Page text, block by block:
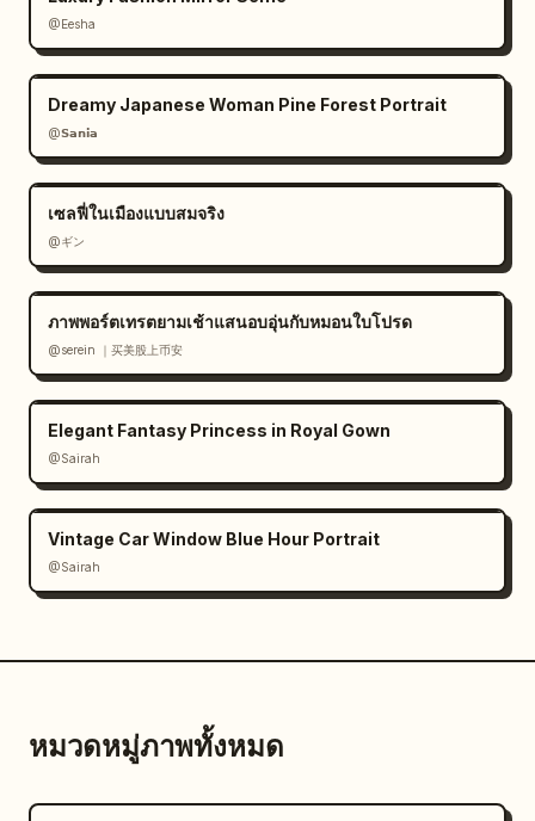
@Eesha
Dreamy Japanese Woman Pine Forest Portrait
@𝗦𝗮𝗻𝗶𝗮
เซลฟี่ในเมืองแบบสมจริง
@ギン
ภาพพอร์ตเทรตยามเช้าแสนอบอุ่นกับหมอนใบโปรด
@serein ｜买美股上币安
Elegant Fantasy Princess in Royal Gown
@Sairah
Vintage Car Window Blue Hour Portrait
@Sairah
หมวดหมู่ภาพทั้งหมด